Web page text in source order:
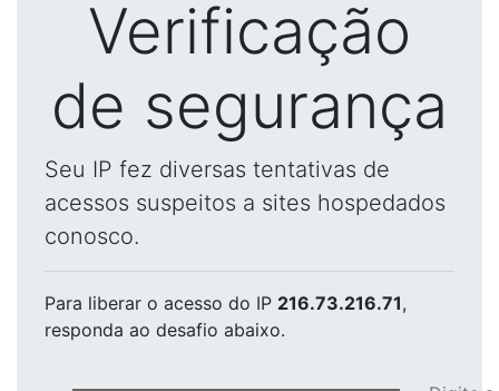
Verificação
de segurança
Seu IP fez diversas tentativas de
acessos suspeitos a sites hospedados
conosco.
Para liberar o acesso do IP 216.73.216.71,
responda ao desafio abaixo.